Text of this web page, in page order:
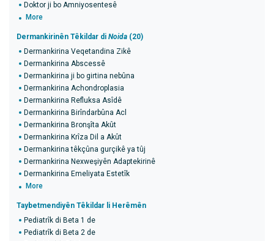
Doktor ji bo Amniyosentesê
More
Dermankirinên Têkildar di Noida (20)
Dermankirina Veqetandina Zikê
Dermankirina Abscessê
Dermankirina ji bo girtina nebûna
Dermankirina Achondroplasia
Dermankirina Refluksa Asîdê
Dermankirina Birîndarbûna Acl
Dermankirina Bronşîta Akût
Dermankirina Krîza Dil a Akût
Dermankirina têkçûna gurçikê ya tûj
Dermankirina Nexweşiyên Adaptekirinê
Dermankirina Emeliyata Estetîk
More
Taybetmendiyên Têkildar li Herêmên
Pediatrîk di Beta 1 de
Pediatrîk di Beta 2 de